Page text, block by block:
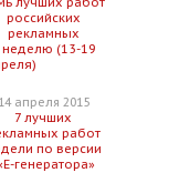
российских
рекламных
неделю (13-19
14 апреля 2015
7 лучших
работ
по версии
генератора»